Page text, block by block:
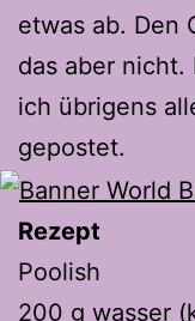
etwas ab. Den
das aber nicht.
ich übrigens
gepostet.
Rezept
Poolish
200 g wasser